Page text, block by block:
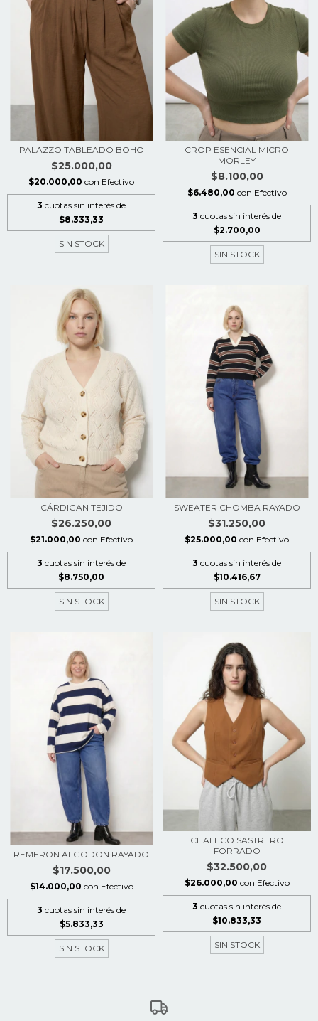
PALAZZO TABLEADO BOHO
$25.000,00
$20.000,00 con Efectivo
3 cuotas sin interés de
$8.333,33
SIN STOCK
CROP ESENCIAL MICRO
MORLEY
$8.100,00
$6.480,00 con Efectivo
3 cuotas sin interés de
$2.700,00
SIN STOCK
CÁRDIGAN TEJIDO
$26.250,00
$21.000,00 con Efectivo
3 cuotas sin interés de
$8.750,00
SIN STOCK
SWEATER CHOMBA RAYADO
$31.250,00
$25.000,00 con Efectivo
3 cuotas sin interés de
$10.416,67
SIN STOCK
REMERON ALGODON RAYADO
$17.500,00
$14.000,00 con Efectivo
3 cuotas sin interés de
$5.833,33
SIN STOCK
CHALECO SASTRERO
FORRADO
$32.500,00
$26.000,00 con Efectivo
3 cuotas sin interés de
$10.833,33
SIN STOCK